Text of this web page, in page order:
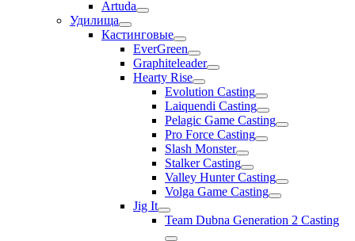
Artuda
Удилища
Кастинговые
EverGreen
Graphiteleader
Hearty Rise
Evolution Casting
Laiquendi Casting
Pelagic Game Casting
Pro Force Casting
Slash Monster
Stalker Casting
Valley Hunter Casting
Volga Game Casting
Jig It
Team Dubna Generation 2 Casting